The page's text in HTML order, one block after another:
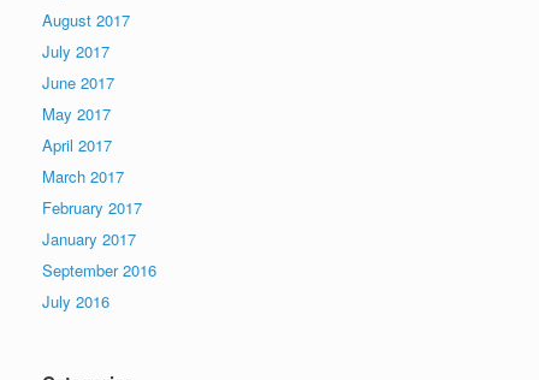
August 2017
July 2017
June 2017
May 2017
April 2017
March 2017
February 2017
January 2017
September 2016
July 2016